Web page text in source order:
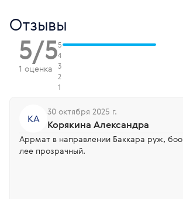
Отзывы
5/5
1 оценка
5
4
3
2
1
КА
30 октября 2025 г.
Корякина Александра
Аррмат в направлении Баккара руж, боо
лее прозрачный.